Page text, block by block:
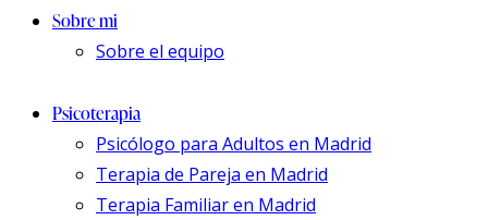
Sobre mi
Sobre el equipo
Psicoterapia
Psicólogo para Adultos en Madrid
Terapia de Pareja en Madrid
Terapia Familiar en Madrid